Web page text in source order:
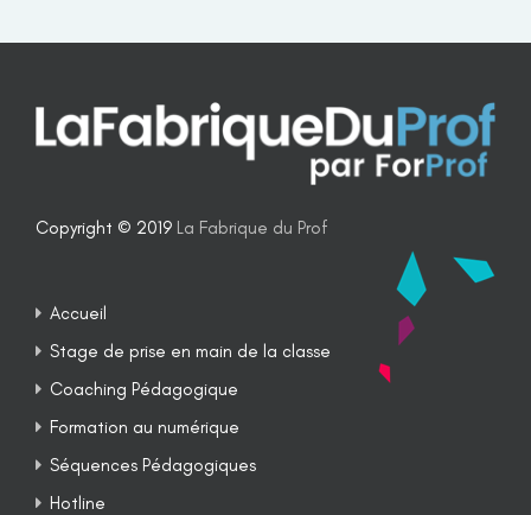
Copyright © 2019 La Fabrique du Prof
Accueil
Stage de prise en main de la classe
Coaching Pédagogique
Formation au numérique
Séquences Pédagogiques
Hotline